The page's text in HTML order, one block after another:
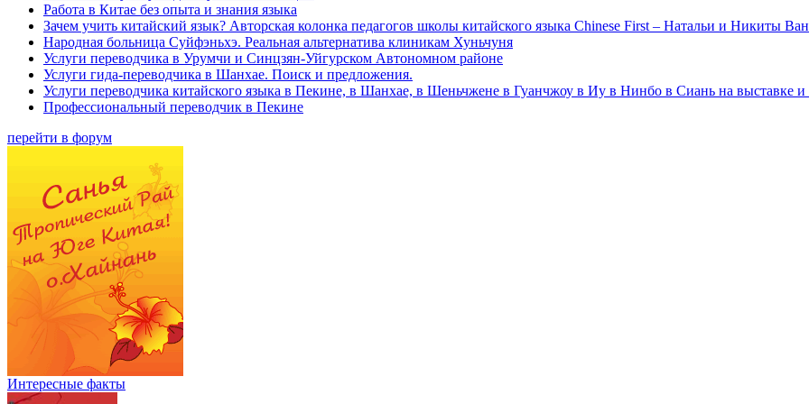
Работа в Китае без опыта и знания языка
Зачем учить китайский язык? Авторская колонка педагогов школы китайского языка Chinese First – Натальи и Никиты Ван
Народная больница Суйфэньхэ. Реальная альтернатива клиникам Хуньчуня
Услуги переводчика в Урумчи и Синцзян-Уйгурском Автономном районе
Услуги гида-переводчика в Шанхае. Поиск и предложения.
Услуги переводчика китайского языка в Пекине, в Шанхае, в Шеньчжене в Гуанчжоу в Иу в Нинбо в Сиань на выставке и
Профессиональный переводчик в Пекине
перейти в форум
Интересные факты